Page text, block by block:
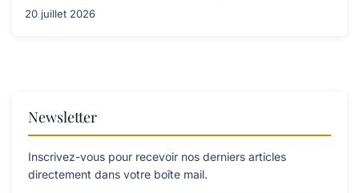
20 juillet 2026
Newsletter
Inscrivez-vous pour recevoir nos derniers articles
directement dans votre boîte mail.